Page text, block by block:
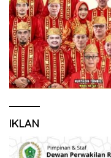
IKLAN